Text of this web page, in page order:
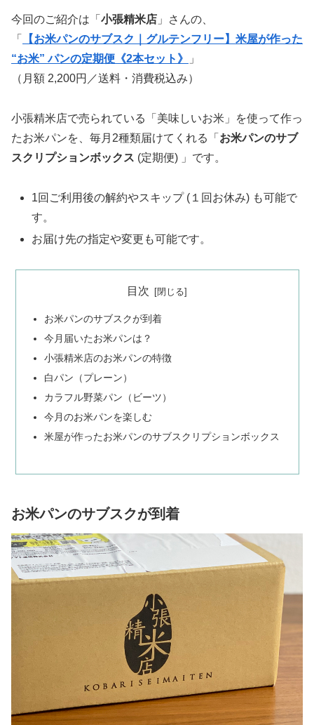
今回のご紹介は「 小張精米店 」さんの、
「
【お米パンのサブスク｜グルテンフリー】米屋が作った
“お米” パンの定期便《2本セット》
」
（月額 2,200円／送料・消費税込み）
小張精米店で売られている「美味しいお米」を使って作っ
たお米パンを、毎月2種類届けてくれる「 お米パンのサブ
スクリプションボックス (定期便) 」です。
1回ご利用後の解約やスキップ (１回お休み) も可能で
す。
お届け先の指定や変更も可能です。
目次
お米パンのサブスクが到着
今月届いたお米パンは？
小張精米店のお米パンの特徴
白パン（プレーン）
カラフル野菜パン（ビーツ）
今月のお米パンを楽しむ
米屋が作ったお米パンのサブスクリプションボックス
お米パンのサブスクが到着